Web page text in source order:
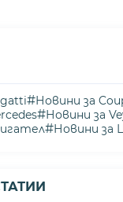
#Новини за
#Новини за
#Новини за